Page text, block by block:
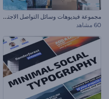
م
جموعة فيديوهات وسائل التواصل الاجتماعي الموضوعية
60 مشاهد